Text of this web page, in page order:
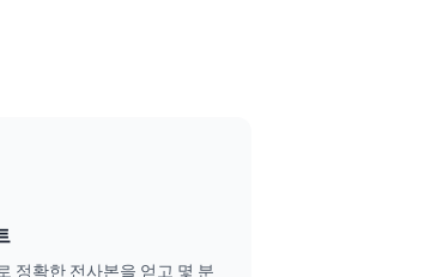
정확한 전사본을 얻고 몇 분